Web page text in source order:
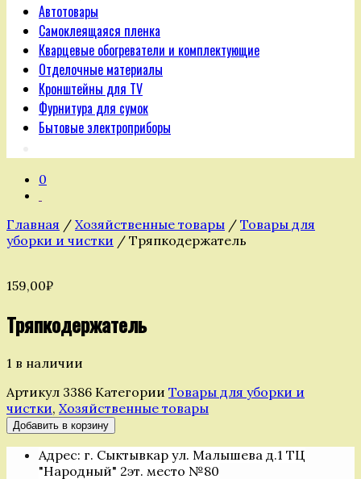
Автотовары
Самоклеящаяся пленка
Кварцевые обогреватели и комплектующие
Отделочные материалы
Кронштейны для TV
Фурнитура для сумок
Бытовые электроприборы
0
Главная / Хозяйственные товары / Товары для
уборки и чистки / Тряпкодержатель
159,00₽
Тряпкодержатель
1 в наличии
Артикул 3386 Категории Товары для уборки и
чистки, Хозяйственные товары
Количество
товара
Тряпкодержатель
Добавить в корзину
Адрес: г. Сыктывкар ул. Малышева д.1 ТЦ
"Народный" 2эт. место №80